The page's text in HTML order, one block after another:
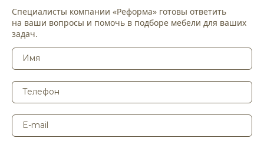
Специалисты компании «Реформа» готовы ответить
на ваши вопросы и помочь в подборе мебели для ваших
задач.